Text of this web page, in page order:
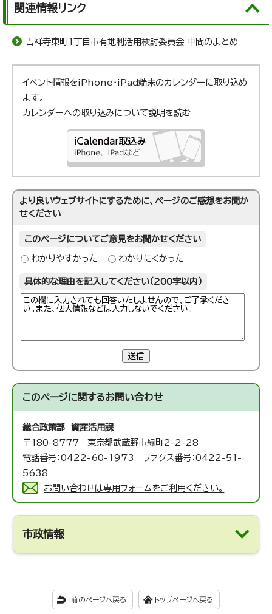
関連情報リンク
吉祥寺東町1丁目市有地利活用検討委員会 中間のまとめ
イベント情報をiPhone・iPad端末のカレンダーに取り込め
ます。
カレンダーへの取り込みについて説明を読む
より良いウェブサイトにするために、ページのご感想をお聞か
せください
このページについてご意見をお聞かせください
わかりやすかった わかりにくかった
具体的な理由を記入してください（200字以内）
送信
このページに関するお問い合わせ
総合政策部 資産活用課
〒180-8777 東京都武蔵野市緑町2-2-28
電話番号：0422-60-1973 ファクス番号：0422-51-
5638
お問い合わせは専用フォームをご利用ください。
市政情報
前のページへ戻る トップページへ戻る